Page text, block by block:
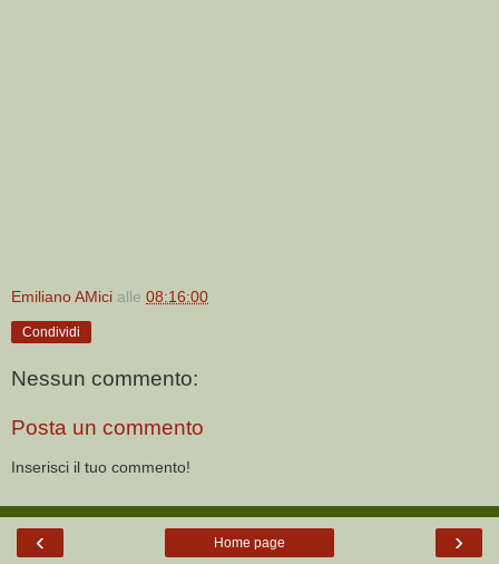
Emiliano AMici alle 08:16:00
Condividi
Nessun commento:
Posta un commento
Inserisci il tuo commento!
‹ ›
Home page